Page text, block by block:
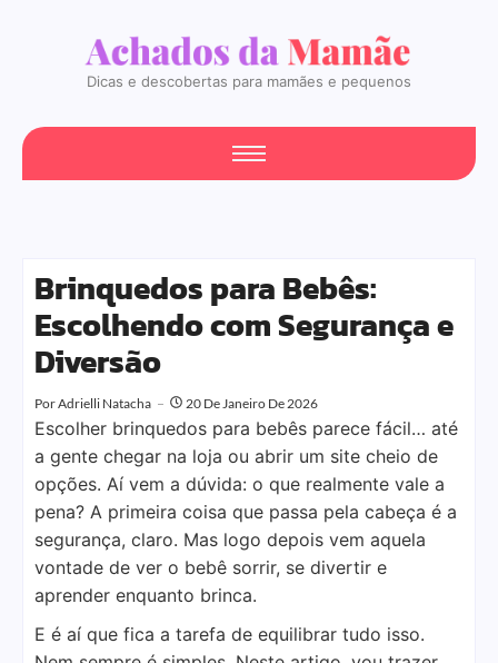
Dicas e descobertas para mamães e pequenos
Brinquedos para Bebês:
Escolhendo com Segurança e
Diversão
PorAdrielli Natacha 20 De Janeiro De 2026
Escolher brinquedos para bebês parece fácil… até
a gente chegar na loja ou abrir um site cheio de
opções. Aí vem a dúvida: o que realmente vale a
pena? A primeira coisa que passa pela cabeça é a
segurança, claro. Mas logo depois vem aquela
vontade de ver o bebê sorrir, se divertir e
aprender enquanto brinca.
E é aí que fica a tarefa de equilibrar tudo isso.